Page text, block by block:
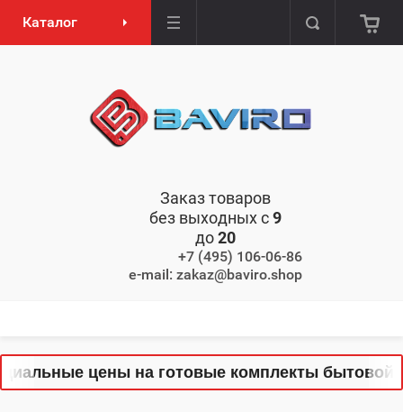
Каталог
Заказ товаров
без выходных с9
до20
+7 (495) 106-06-86
e-mail: zakaz@baviro.shop
цены на готовые комплекты бытовой